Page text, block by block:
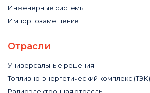
Инженерные системы
Импортозамещение
Отрасли
Универсальные решения
Топливно-энергетический комплекс (ТЭК)
Радиоэлектронная отрасль